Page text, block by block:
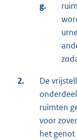
g.
2.
De
ruimten
voor
het